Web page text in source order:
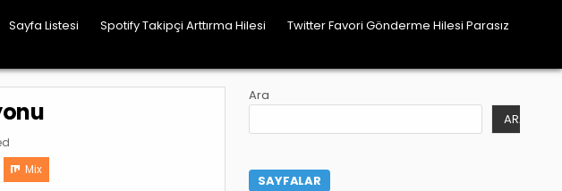
Sayfa Listesi Spotify Takipçi Arttırma Hilesi Twitter Favori Gönderme Hilesi Parasız
Mix
Ara
ARA
SAYFALAR